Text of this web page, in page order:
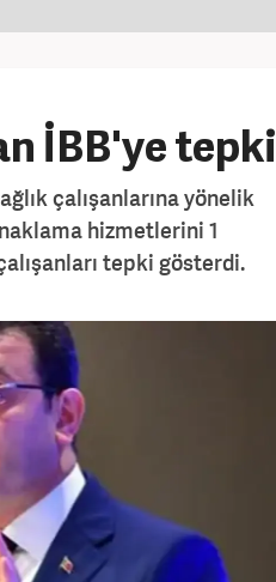
İBB'ye tepki
çalışanlarına yönelik
hizmetlerini 1
tepki gösterdi.